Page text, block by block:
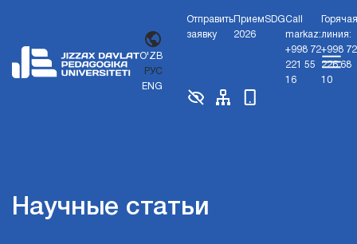
O'ZB
РУС
ENG
Отправить
заявку
Прием
2026
SDGCall
markaz:
+998 72
221 55
16
Горячая
линия:
+998 72
226 68
10
Научные статьи